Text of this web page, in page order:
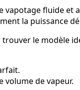
fluide et
la puissance
le modèle
volume de vapeur.